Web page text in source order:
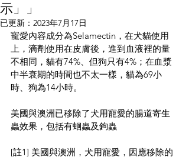
示」」
已更新： 2023年7月17日
寵愛內容成分為Selamectin，在犬貓使用
上，滴劑使用在皮膚後，進到血液裡的量
不相同，貓有74%、但狗只有4%；在血漿
中半衰期的時間也不太一樣，貓為69小
時、狗為14小時。
美國與澳洲已移除了犬用寵愛的腸道寄生
蟲效果，包括有蛔蟲及鉤蟲
[註1] 美國與澳洲，犬用寵愛，因應移除的